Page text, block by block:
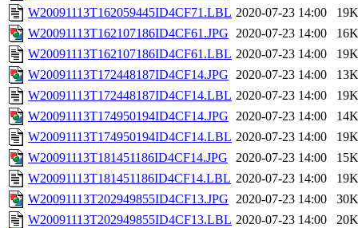
W20091113T162059445ID4CF71.LBL 2020-07-23 14:00
19K
W20091113T162107186ID4CF61.JPG 2020-07-23 14:00
16K
W20091113T162107186ID4CF61.LBL 2020-07-23 14:00
19K
W20091113T172448187ID4CF14.JPG 2020-07-23 14:00
13K
W20091113T172448187ID4CF14.LBL 2020-07-23 14:00
19K
W20091113T174950194ID4CF14.JPG 2020-07-23 14:00
14K
W20091113T174950194ID4CF14.LBL 2020-07-23 14:00
19K
W20091113T181451186ID4CF14.JPG
2020-07-23 14:00
15K
W20091113T181451186ID4CF14.LBL 2020-07-23 14:00
19K
W20091113T202949855ID4CF13.JPG 2020-07-23 14:00
30K
W20091113T202949855ID4CF13.LBL 2020-07-23 14:00
20K